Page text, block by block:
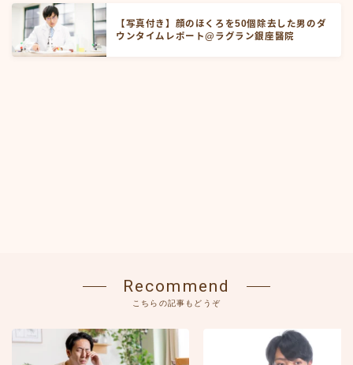
【写真付き】顔のほくろを50個除去した男のダ
ウンタイムレポート@ラグラン銀座醫院
Recommend
こちらの記事もどうぞ